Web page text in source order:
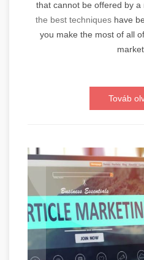
that cannot be offered by
the best techniques have
you make the most of all
Továb